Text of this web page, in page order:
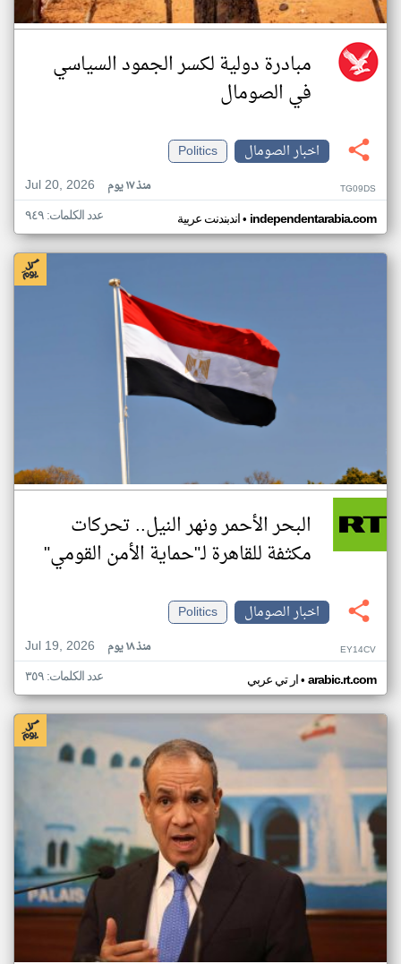
مبادرة دولية لكسر الجمود السياسي
في الصومال
اخبار الصومال
Politics
Jul 20, 2026
منذ ١٧ يوم TG09DS
اندبندنت عربية• independentarabia.com عدد الكلمات: ٩٤٩
البحر الأحمر ونهر النيل.. تحركات
مكثفة للقاهرة لـ"حماية الأمن القومي"
اخبار الصومال
Politics
Jul 19, 2026
منذ ١٨ يوم EY14CV
ار تي عربي• arabic.rt.com عدد الكلمات: ٣٥٩